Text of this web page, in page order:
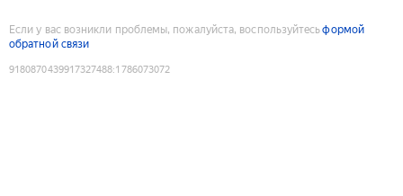
Если у вас возникли проблемы, пожалуйста, воспользуйтесьформой
обратной связи
9180870439917327488:1786073072